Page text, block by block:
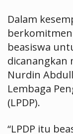
Dalam
beasiswa
dicanangkan
Nurdin
Lembaga
(LPDP).
“LPDP itu